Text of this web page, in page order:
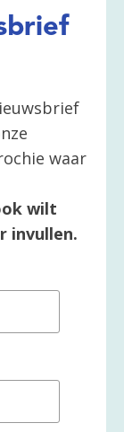
waar
wilt
invullen.